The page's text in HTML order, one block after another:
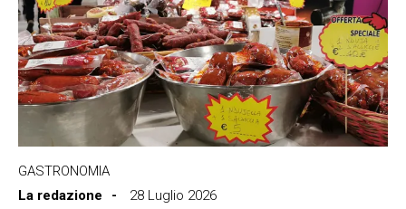
GASTRONOMIA
La redazione
28 Luglio 2026